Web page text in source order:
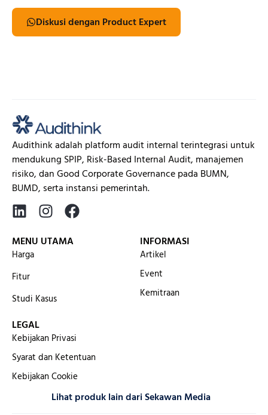
Diskusi dengan Product Expert
Audithink adalah platform audit internal terintegrasi untuk
mendukung SPIP, Risk-Based Internal Audit, manajemen
risiko, dan Good Corporate Governance pada BUMN,
BUMD, serta instansi pemerintah.
MENU UTAMA
Harga
Fitur
Studi Kasus
INFORMASI
Artikel
Event
Kemitraan
LEGAL
Kebijakan Privasi
Syarat dan Ketentuan
Kebijakan Cookie
Lihat produk lain dari Sekawan Media